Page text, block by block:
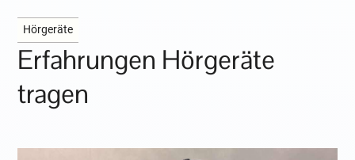
Hörgeräte
Erfahrungen Hörgeräte
tragen